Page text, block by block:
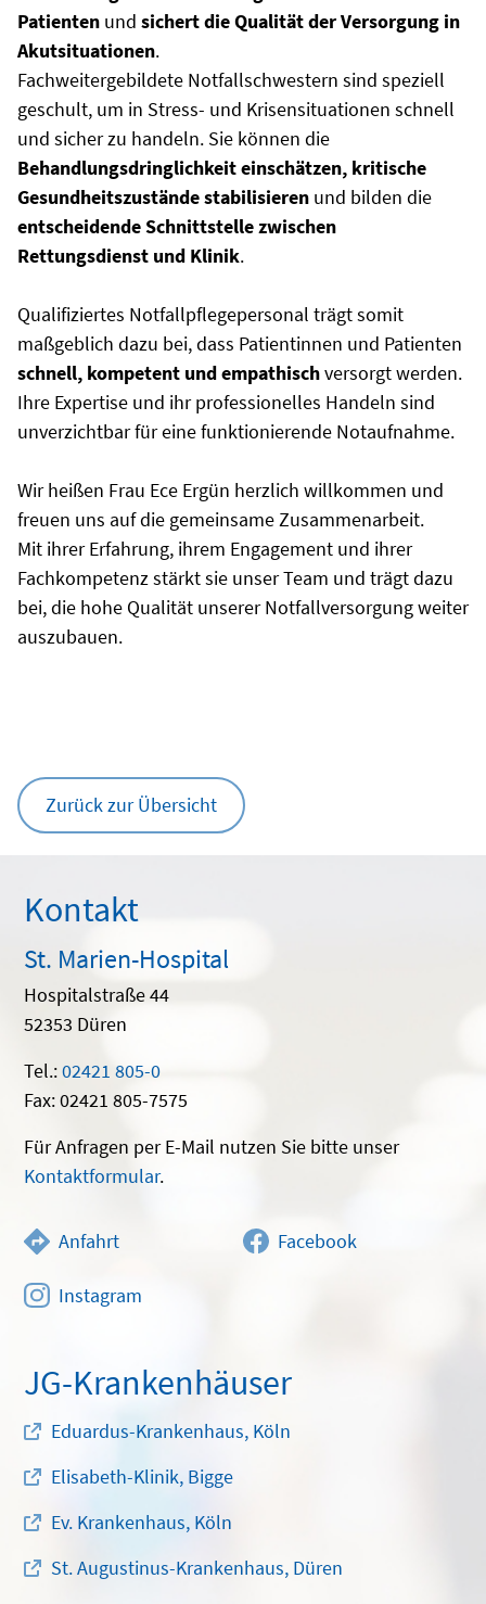
Patienten und sichert die Qualität der Versorgung in
Akutsituationen.
Fachweitergebildete Notfallschwestern sind speziell
geschult, um in Stress- und Krisensituationen schnell
und sicher zu handeln. Sie können die
Behandlungsdringlichkeit einschätzen, kritische
Gesundheitszustände stabilisieren und bilden die
entscheidende Schnittstelle zwischen
Rettungsdienst und Klinik.
Qualifiziertes Notfallpflegepersonal trägt somit
maßgeblich dazu bei, dass Patientinnen und Patienten
schnell, kompetent und empathischversorgt werden.
Ihre Expertise und ihr professionelles Handeln sind
unverzichtbar für eine funktionierende Notaufnahme.
Wir heißen Frau Ece Ergün herzlich willkommen und
freuen uns auf die gemeinsame Zusammenarbeit.
Mit ihrer Erfahrung, ihrem Engagement und ihrer
Fachkompetenz stärkt sie unser Team und trägt dazu
bei, die hohe Qualität unserer Notfallversorgung weiter
auszubauen.
Zurück zur Übersicht
Kontakt
St. Marien-Hospital
Hospitalstraße 44
52353 Düren
Tel.:02421 805-0
Fax: 02421 805-7575
Für Anfragen per E-Mail nutzen Sie bitte unser
Kontaktformular.
Anfahrt Facebook
Instagram
JG-Krankenhäuser
Eduardus-Krankenhaus, Köln
Elisabeth-Klinik, Bigge
Ev. Krankenhaus, Köln
St. Augustinus-Krankenhaus, Düren